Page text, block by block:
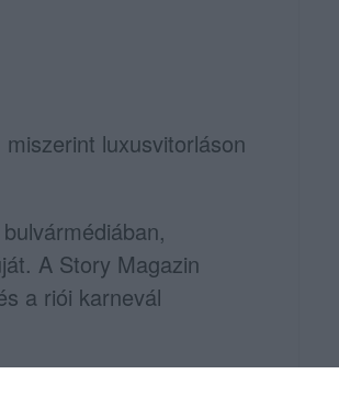
luxusvitorláson
A Story Magazin
a riói karnevál
műsorvezető az